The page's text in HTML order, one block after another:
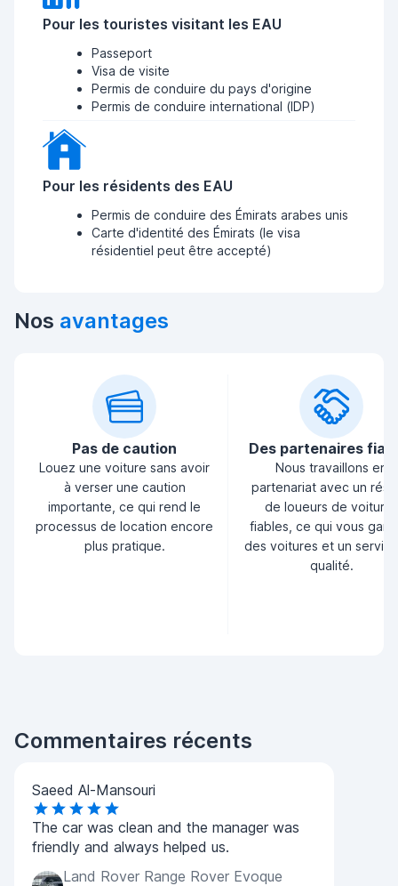
Pour les touristes visitant les EAU
Passeport
Visa de visite
Permis de conduire du pays d'origine
Permis de conduire international (IDP)
Pour les résidents des EAU
Permis de conduire des Émirats arabes unis
Carte d'identité des Émirats (le visa
résidentiel peut être accepté)
Nos avantages
Pas de caution
Louez une voiture sans avoir
à verser une caution
importante, ce qui rend le
processus de location encore
plus pratique.
Des partenaires
Nous travaillons en
partenariat avec un
de loueurs de voitures
fiables, ce qui vous
des voitures et un
qualité.
Commentaires récents
Saeed Al-Mansouri
The car was clean and the manager was
friendly and always helped us.
Land Rover Range Rover Evoque